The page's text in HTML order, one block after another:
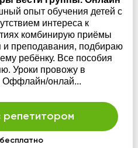
опыт обучения детей с
интереса к
комбинирую приёмы
и преподавания, подбираю
ребёнку. Все пособия
Уроки провожу в
Оффлайн/онлай...
репетитором